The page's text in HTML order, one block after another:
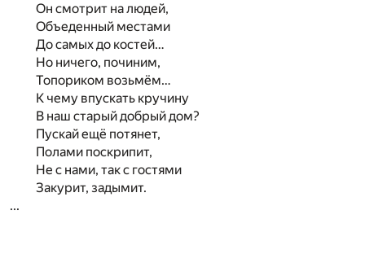
Он смотрит на людей,
Объеденный местами
До самых до костей…
Но ничего, починим,
Топориком возьмём…
К чему впускать кручину
В наш старый добрый дом?
Пускай ещё потянет,
Полами поскрипит,
Не с нами, так с гостями
Закурит, задымит.
...